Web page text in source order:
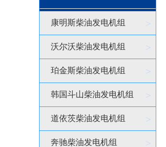
康明斯柴油发电机组 >
沃尔沃柴油发电机组 >
珀金斯柴油发电机组 >
韩国斗山柴油发电机组 >
道依茨柴油发电机组 >
奔驰柴油发电机组 >